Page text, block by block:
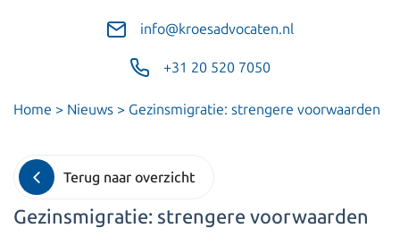
info@kroesadvocaten.nl
+31 20 520 7050
Home > Nieuws > Gezinsmigratie: strengere voorwaarden
Terug naar overzicht
Gezinsmigratie: strengere voorwaarden